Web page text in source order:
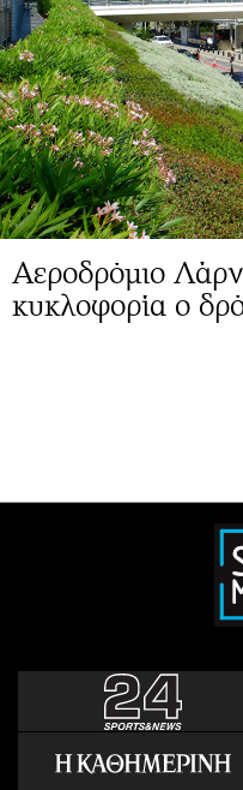
Αεροδρόμιο
κυκλοφορία ο